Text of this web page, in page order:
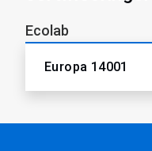
Ecolab
Europa 14001